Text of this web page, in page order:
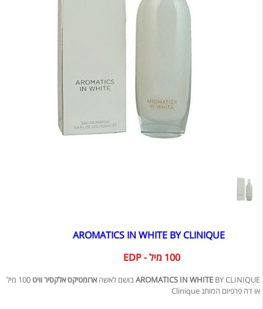
AROMATICS IN WHITE BY CLINIQUE
100 מיל - EDP
AROMATICS IN WHITEBY CLINIQUE בושם לאשה ארומטיקס אלקסיר וויט
100 מיל
או דה פרפיום המותג Clinique